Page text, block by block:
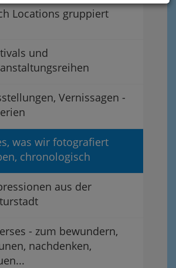
Locations gruppiert
und
Vernissagen -
was wir fotografiert
chronologisch
aus der
- zum bewundern,
nachdenken,